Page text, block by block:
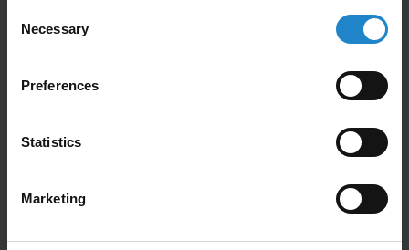
Selection
Necessary
Preferences
Statistics
Marketing